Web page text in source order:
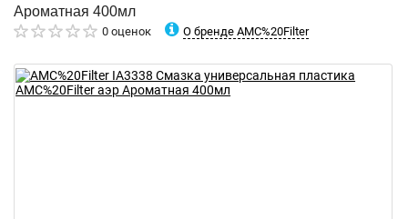
Ароматная 400мл
0 оценок О бренде AMC%20Filter